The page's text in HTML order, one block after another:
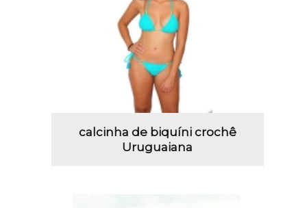
calcinha de biquíni crochê
Uruguaiana